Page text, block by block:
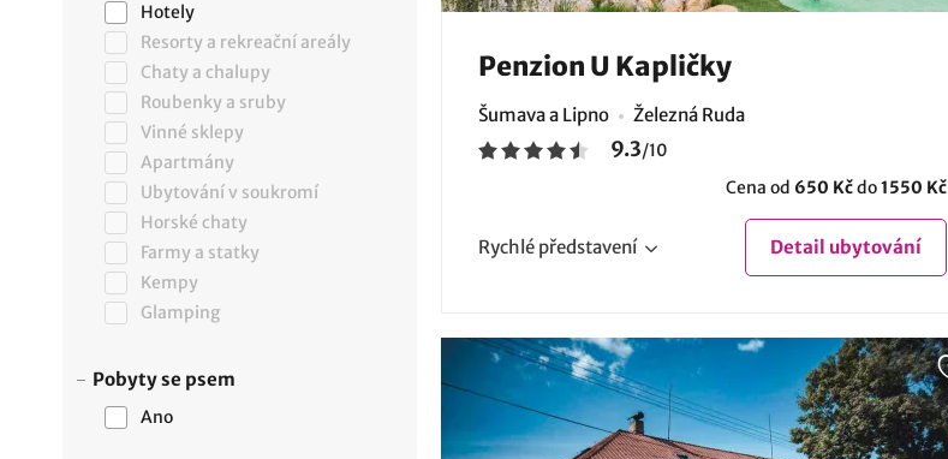
Hotely
Resorty a rekreační areály
Chaty a chalupy
Roubenky a sruby
Vinné sklepy
Apartmány
Ubytování v soukromí
Horské chaty
Farmy a statky
Kempy
Glamping
Pobyty se psem
Ano
Penzion U Kapličky
Šumava a Lipno Železná Ruda
9.3/10
Cena od 650 Kčdo1550 Kč
Rychlé představení Detail ubytování